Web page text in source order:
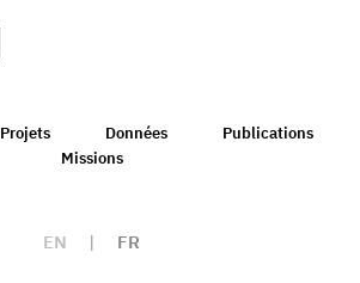
Projets Données
Publications
Missions
EN | FR